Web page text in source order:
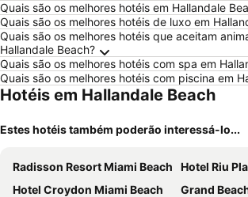
Quais são os melhores hotéis em Hallandale
Quais são os melhores hotéis de luxo em
Quais são os melhores hotéis que aceitam
Hallandale Beach?
Quais são os melhores hotéis com spa em
Quais são os melhores hotéis com piscina em
Hotéis em Hallandale Beach
Estes hotéis também poderão interessá-lo...
Radisson Resort Miami Beach
Hotel Riu
Hotel Croydon Miami Beach
Grand